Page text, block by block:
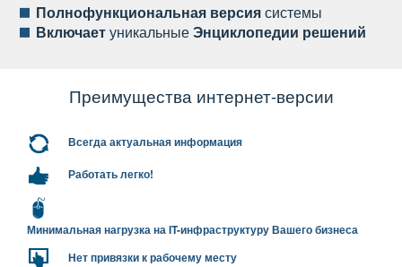
Полнофункциональная версиясистемы
ключаетуникальныеЭнциклопедии решений
Преимущества интернет-версии
сегда актуальная информация
Работать легко!
Минимальная нагрузка на IT-инфраструктуру Вашего бизнеса
Нет привязки к рабочему месту